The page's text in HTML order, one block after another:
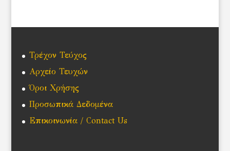
Τρέχον Τεύχος
Αρχείο Τευχών
Όροι Χρήσης
Προσωπικά Δεδομένα
Επικοινωνία / Contact Us